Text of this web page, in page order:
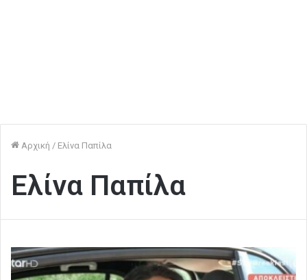
Αρχική / Ελίνα Παπίλα
Ελίνα Παπίλα